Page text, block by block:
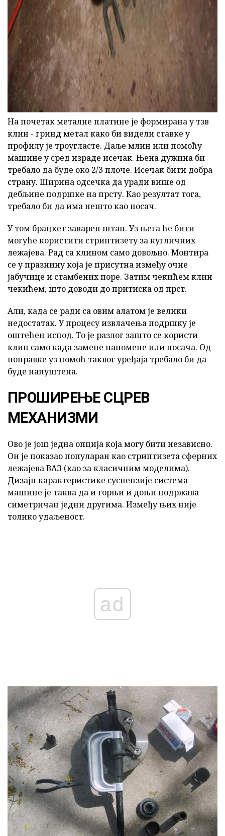
На почетак металне платине је формирана у тзв
клин - гринд метал како би видели ставке у
профилу је троугласте. Даље млин или помоћу
машине у сред израде исечак. Њена дужина би
требало да буде око 2/3 плоче. Исечак бити добра
страну. Ширина одсечка да уради више од
дебљине подршке на прсту. Као резултат тога,
требало би да има нешто као носач.
У том брацкет заварен штап. Уз њега ће бити
могуће користити стриптизету за кугличних
лежајева. Рад са клином само довољно. Монтира
се у празнину која је присутна између очне
јабучице и стамбених поре. Затим чекићем клин
чекићем, што доводи до притиска од прст.
Али, када се ради са овим алатом је велики
недостатак. У процесу извлачења подршку је
оштећен испод. То је разлог зашто се користи
клин само када замене напомене или носача. Од
поправке уз помоћ таквог уређаја требало би да
буде напуштена.
ПРОШИРЕЊЕ СЦРЕВ
МЕХАНИЗМИ
Ово је још једна опција која могу бити независно.
Он је показао популаран као стриптизета сферних
лежајева ВАЗ (као за класичним моделима).
Дизајн карактеристике суспензије система
машине је таква да и горњи и доњи подржава
симетричан једни другима. Између њих није
толико удаљеност.
ad